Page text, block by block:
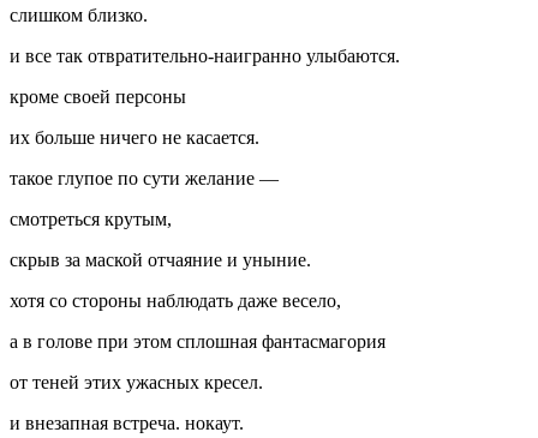
слишком близко.
и все так отвратительно-наигранно улыбаются.
кроме своей персоны
их больше ничего не касается.
такое глупое по сути желание —
смотреться крутым,
скрыв за маской отчаяние и уныние.
хотя со стороны наблюдать даже весело,
а в голове при этом сплошная фантасмагория
от теней этих ужасных кресел.
и внезапная встреча. нокаут.